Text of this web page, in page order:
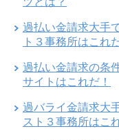
過払い金請求大手
ト３事務所はこれ
過払い金請求の条
サイトはこれだ！
過バライ金請求大
スト３事務所はこ